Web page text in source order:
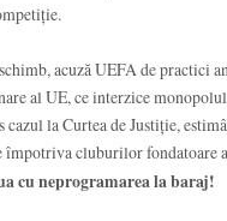
acuză UEFA de practici
al UE, ce interzice
la Curtea de Justiție,
împotriva cluburilor fondatoare
cu neprogramarea la baraj!